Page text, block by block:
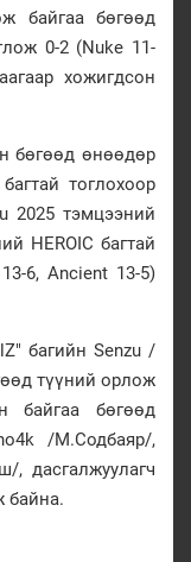
байгаа бөгөөд
0-2 (Nuke 11-
хожигдсон
бөгөөд өнөөдөр
тоглохоор
2025 тэмцээний
HEROIC багтай
6, Ancient 13-5)
багийн Senzu /
түүний орлож
байгаа бөгөөд
/М.Содбаяр/,
дасгалжуулагч
байна.